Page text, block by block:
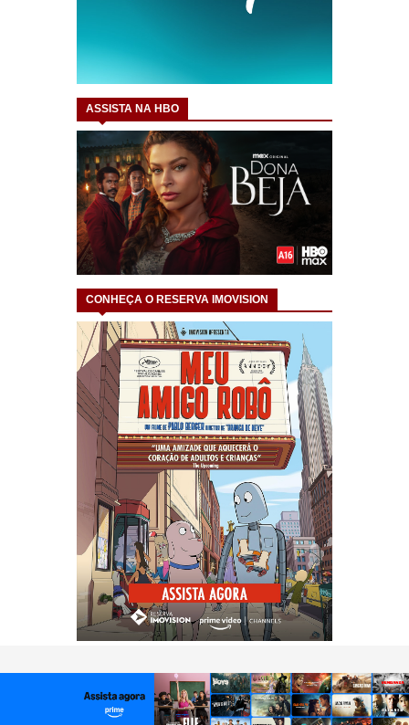
ASSISTA NA HBO
CONHEÇA O RESERVA IMOVISION